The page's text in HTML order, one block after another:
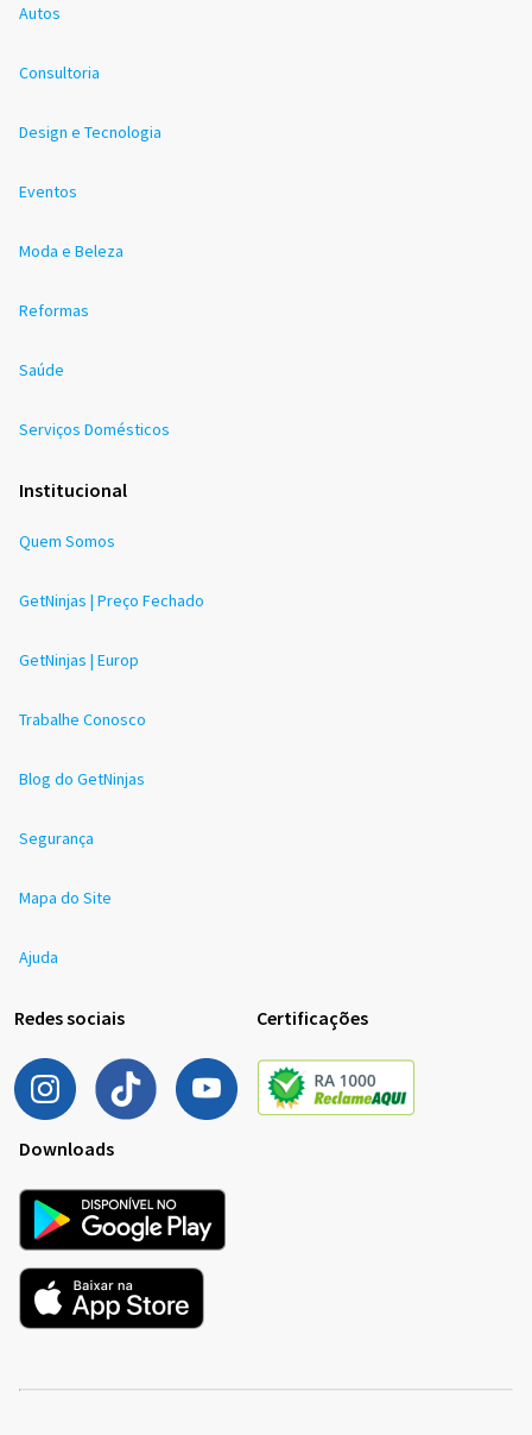
Autos
Consultoria
Design e Tecnologia
Eventos
Moda e Beleza
Reformas
Saúde
Serviços Domésticos
Institucional
Quem Somos
GetNinjas | Preço Fechado
GetNinjas | Europ
Trabalhe Conosco
Blog do GetNinjas
Segurança
Mapa do Site
Ajuda
Redes sociais Certificações
Downloads